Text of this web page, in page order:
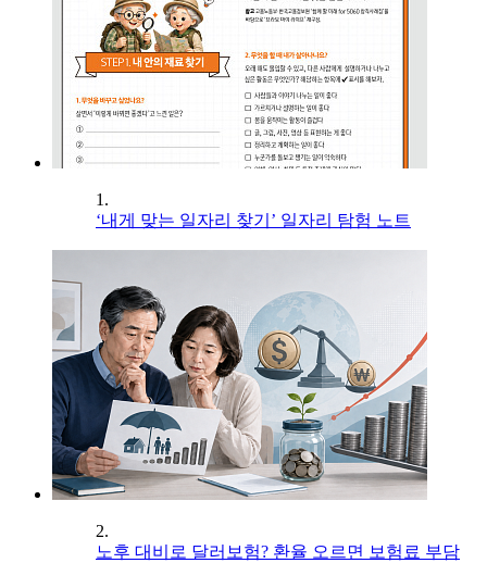
1.
‘내게 맞는 일자리 찾기’ 일자리 탐험 노트
2.
노후 대비로 달러보험? 환율 오르면 보험료 부담